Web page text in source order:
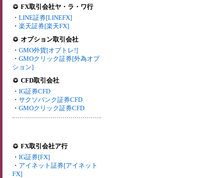
FX取引会社ヤ・ラ・ワ行
・ LINE証券[LINEFX]
・ 楽天証券[楽天FX]
オプション取引会社
・ GMO外貨[オプトレ!]
・ GMOクリック証券[外為オプ
ション]
CFD取引会社
・ IG証券CFD
・ サクソバンク証券CFD
・ GMOクリック証券CFD
FX取引会社ア行
・ IG証券[FX]
・ アイネット証券[アイネット
FX]